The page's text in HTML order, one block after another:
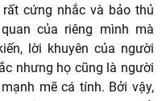
cứng nhắc và bảo thủ
của riêng mình mà
lời khuyên của người
nhưng họ cũng là người
mẽ cá tính. Bởi vậy,